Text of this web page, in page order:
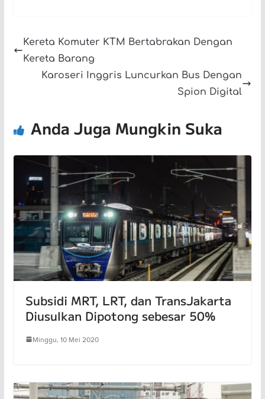
Kereta Komuter KTM Bertabrakan Dengan
Kereta Barang
Karoseri Inggris Luncurkan Bus Dengan
Spion Digital
Anda Juga Mungkin Suka
Subsidi MRT, LRT, dan TransJakarta
Diusulkan Dipotong sebesar 50%
Minggu, 10 Mei 2020